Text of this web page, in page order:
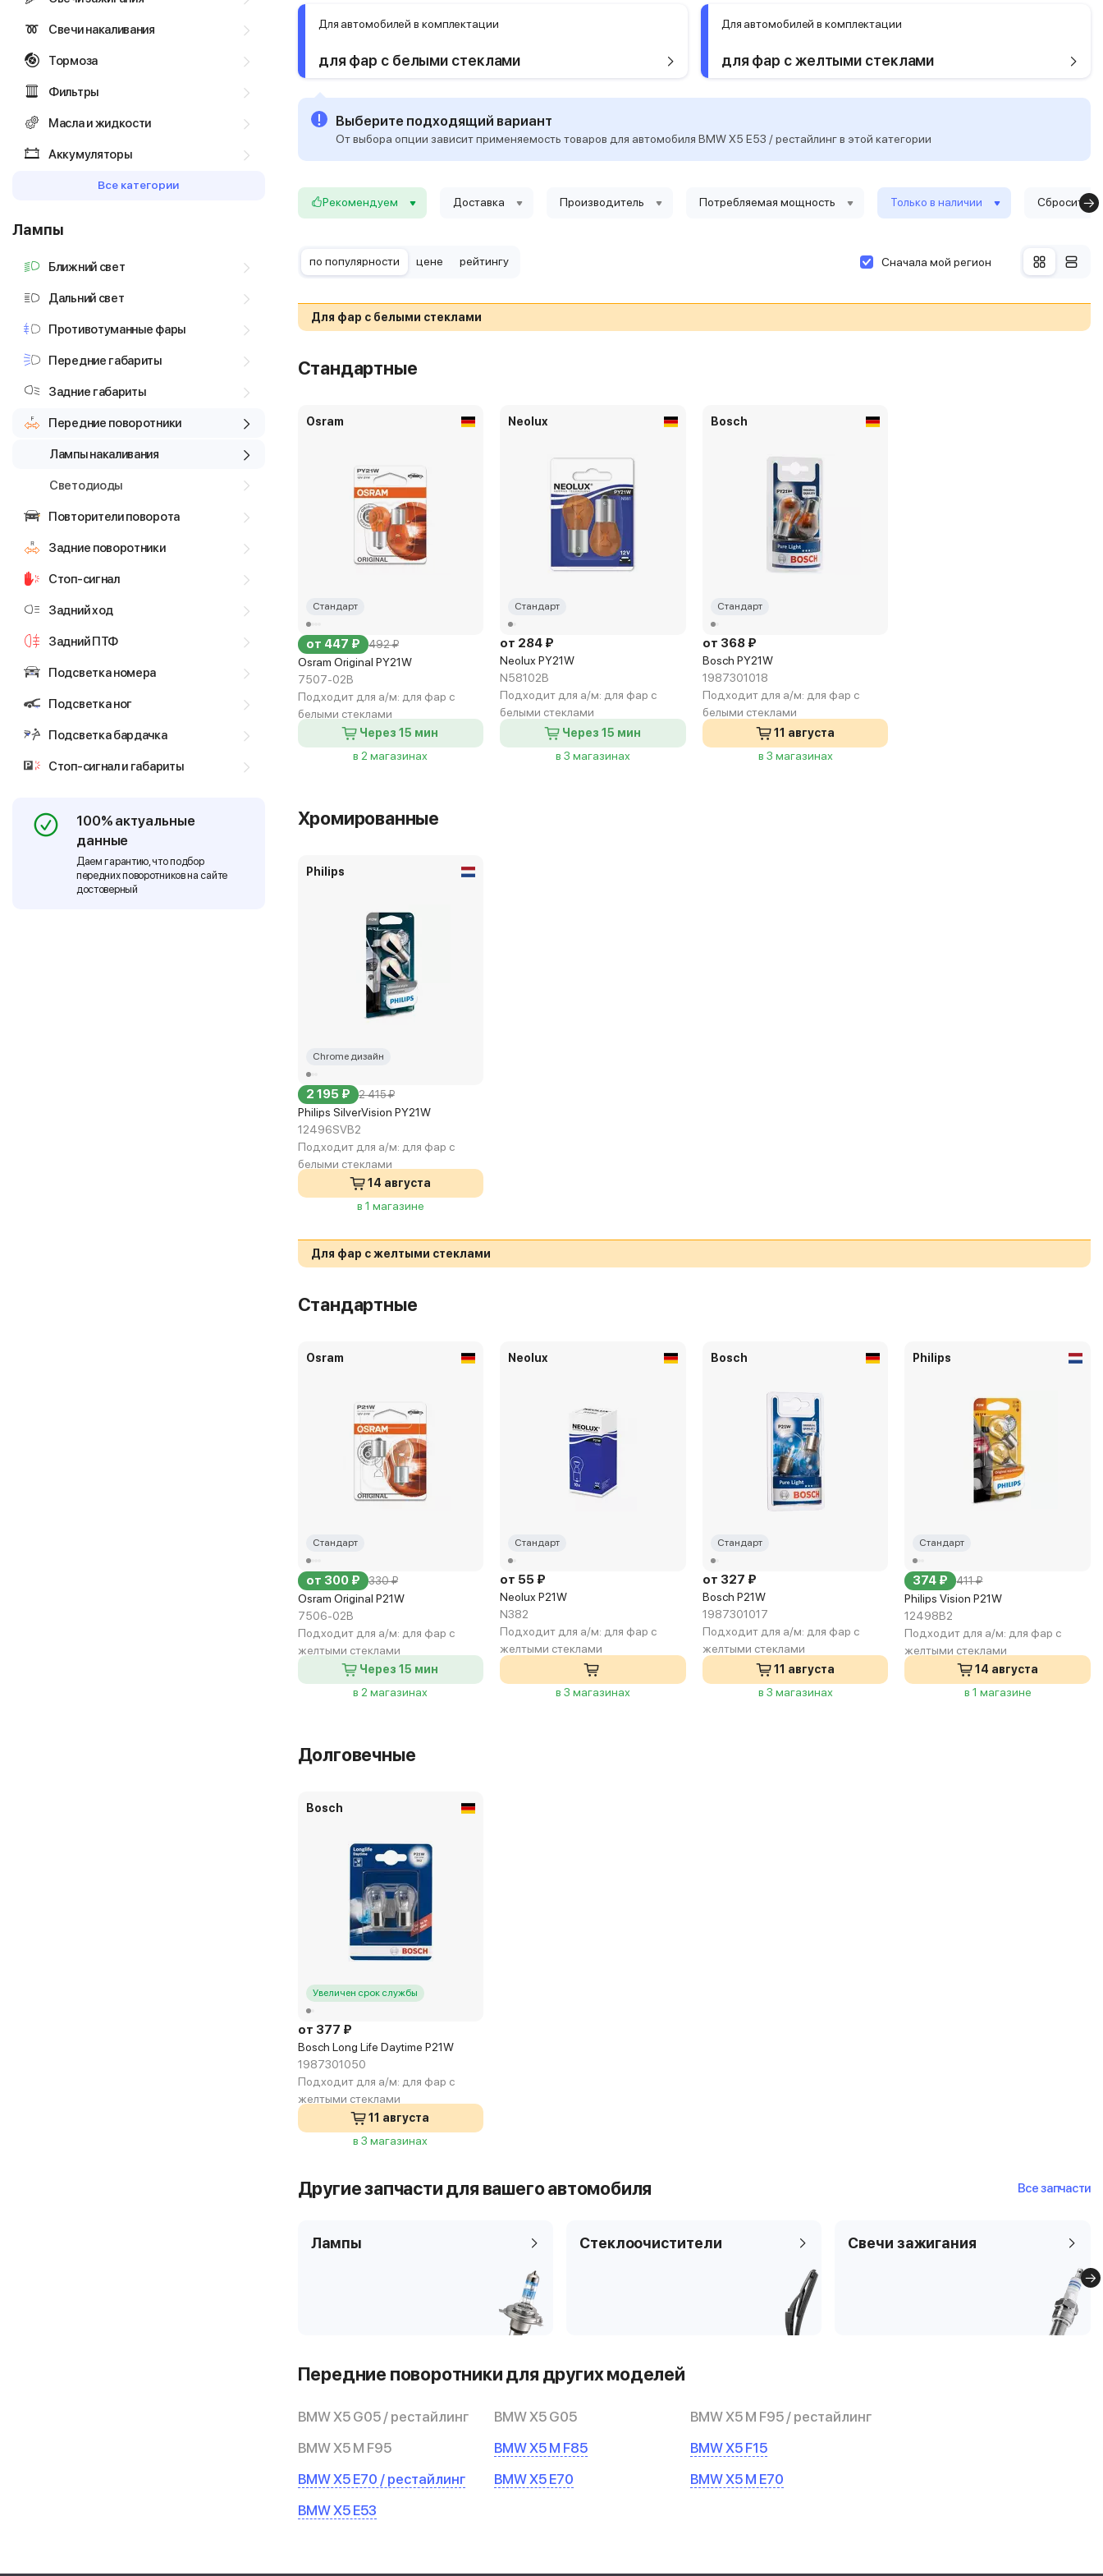
Свечи накаливания
Тормоза
Фильтры
Масла и жидкости
Аккумуляторы
Все категории
Лампы
Ближний свет
Дальний свет
Противотуманные фары
Передние габариты
Задние габариты
Передние поворотники
Лампы накаливания
Светодиоды
Повторители поворота
Задние поворотники
Стоп-сигнал
Задний ход
Задний ПТФ
Подсветка номера
Подсветка ног
Подсветка бардачка
Стоп-сигнал и габариты
100% актуальные
данные
Даем гарантию, что подбор
передних поворотников на сайте
достоверный
Для автомобилей в комплектации
для фар с белыми стеклами
Для автомобилей в комплектации
для фар с желтыми стеклами
Выберите подходящий вариант
От выбора опции зависит применяемость товаров для автомобиля BMW X5 E53 / рестайлинг в этой категории
Рекомендуем Доставка Производитель Потребляемая мощность Только в наличии Сбросить
по популярности цене рейтингу Сначала мой регион
Для фар с белыми стеклами
Стандартные
Osram
Стандарт
от 447 ₽ 492 ₽
Osram Original PY21W
7507-02B
Подходит для а/м: для фар с
белыми стеклами
Через 15 мин
в 2 магазинах
Neolux
Стандарт
от 284 ₽
Neolux PY21W
N58102B
Подходит для а/м: для фар с
белыми стеклами
Через 15 мин
в 3 магазинах
Bosch
Стандарт
от 368 ₽
Bosch PY21W
1987301018
Подходит для а/м: для фар с
белыми стеклами
11 августа
в 3 магазинах
Хромированные
Philips
Chrome дизайн
2 195 ₽ 2 415 ₽
Philips SilverVision PY21W
12496SVB2
Подходит для а/м: для фар с
белыми стеклами
14 августа
в 1 магазине
Для фар с желтыми стеклами
Стандартные
Osram
Стандарт
от 300 ₽ 330 ₽
Osram Original P21W
7506-02B
Подходит для а/м: для фар с
желтыми стеклами
Через 15 мин
в 2 магазинах
Neolux
Стандарт
от 55 ₽
Neolux P21W
N382
Подходит для а/м: для фар с
желтыми стеклами
в 3 магазинах
Bosch
Стандарт
от 327 ₽
Bosch P21W
1987301017
Подходит для а/м: для фар с
желтыми стеклами
11 августа
в 3 магазинах
Philips
Стандарт
374 ₽ 411 ₽
Philips Vision P21W
12498B2
Подходит для а/м: для фар с
желтыми стеклами
14 августа
в 1 магазине
Долговечные
Bosch
Увеличен срок службы
от 377 ₽
Bosch Long Life Daytime P21W
1987301050
Подходит для а/м: для фар с
желтыми стеклами
11 августа
в 3 магазинах
Другие запчасти для вашего автомобиля Все запчасти
Лампы Стеклоочистители Свечи зажигания
Передние поворотники для других моделей
BMW X5 G05 / рестайлинг BMW X5 G05
BMW X5 M F95 / рестайлинг
BMW X5 M F95
BMW X5 M F85
BMW X5 F15
BMW X5 E70 / рестайлинг
BMW X5 E70
BMW X5 М E70
BMW X5 E53